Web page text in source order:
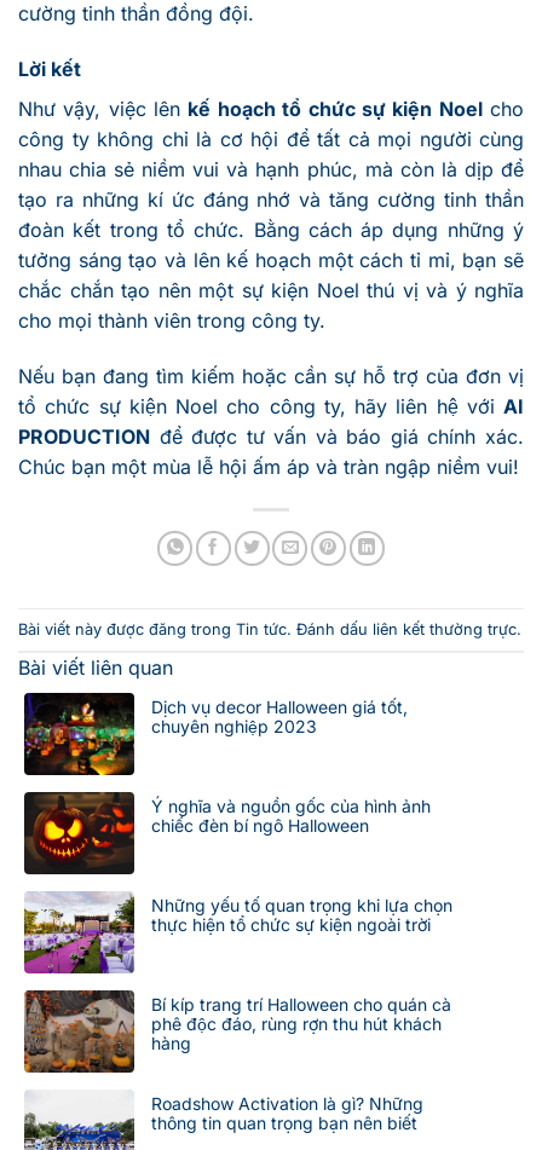
cường tinh thần đồng đội.
Lời kết
Như vậy, việc lên kế hoạch tổ chức sự kiện Noelcho
công ty không chỉ là cơ hội để tất cả mọi người cùng
nhau chia sẻ niềm vui và hạnh phúc, mà còn là dịp để
tạo ra những kí ức đáng nhớ và tăng cường tinh thần
đoàn kết trong tổ chức. Bằng cách áp dụng những ý
tưởng sáng tạo và lên kế hoạch một cách tỉ mỉ, bạn sẽ
chắc chắn tạo nên một sự kiện Noel thú vị và ý nghĩa
cho mọi thành viên trong công ty.
Nếu bạn đang tìm kiếm hoặc cần sự hỗ trợ của đơn vị
tổ chức sự kiện Noel cho công ty, hãy liên hệ với AI
PRODUCTION để được tư vấn và báo giá chính xác.
Chúc bạn một mùa lễ hội ấm áp và tràn ngập niềm vui!
Bài viết này được đăng trong Tin tức. Đánh dấu liên kết thường trực.
Bài viết liên quan
Dịch vụ decor Halloween giá tốt,
chuyên nghiệp 2023
Ý nghĩa và nguồn gốc của hình ảnh
chiếc đèn bí ngô Halloween
Những yếu tố quan trọng khi lựa chọn
thực hiện tổ chức sự kiện ngoài trời
Bí kíp trang trí Halloween cho quán cà
phê độc đáo, rùng rợn thu hút khách
hàng
Roadshow Activation là gì? Những
thông tin quan trọng bạn nên biết